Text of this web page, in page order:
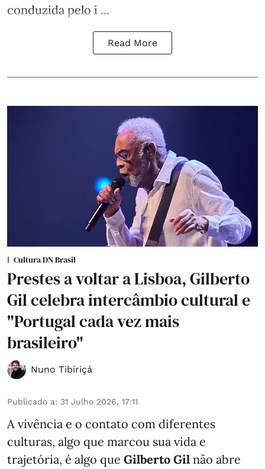
conduzida pelo i ...
Read More
Cultura DN Brasil
Prestes a voltar a Lisboa, Gilberto
Gil celebra intercâmbio cultural e
"Portugal cada vez mais
brasileiro"
Nuno Tibiriçá
Publicado a: 31 Julho 2026, 17:11
A vivência e o contato com diferentes
culturas, algo que marcou sua vida e
trajetória, é algo que Gilberto Gil não abre